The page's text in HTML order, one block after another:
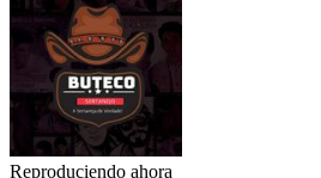
Reproduciendo ahora